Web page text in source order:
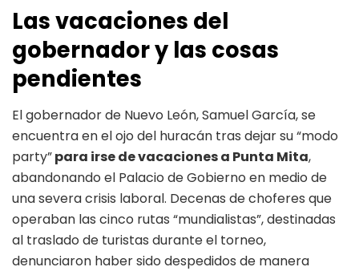
Las vacaciones del
gobernador y las cosas
pendientes
El gobernador de Nuevo León, Samuel García, se
encuentra en el ojo del huracán tras dejar su “modo
party”para irse de vacaciones a Punta Mita,
abandonando el Palacio de Gobierno en medio de
una severa crisis laboral. Decenas de choferes que
operaban las cinco rutas “mundialistas”, destinadas
al traslado de turistas durante el torneo,
denunciaron haber sido despedidos de manera